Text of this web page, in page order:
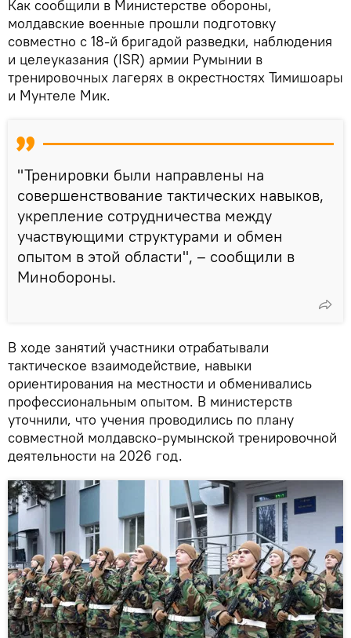
Как сообщили в Министерстве обороны,
молдавские военные прошли подготовку
совместно с 18-й бригадой разведки, наблюдения
и целеуказания (ISR) армии Румынии в
тренировочных лагерях в окрестностях Тимишоары
и Мунтеле Мик.
"Тренировки были направлены на
совершенствование тактических навыков,
укрепление сотрудничества между
участвующими структурами и обмен
опытом в этой области", – сообщили в
Минобороны.
В ходе занятий участники отрабатывали
тактическое взаимодействие, навыки
ориентирования на местности и обменивались
профессиональным опытом. В министерств
уточнили, что учения проводились по плану
совместной молдавско-румынской тренировочной
деятельности на 2026 год.